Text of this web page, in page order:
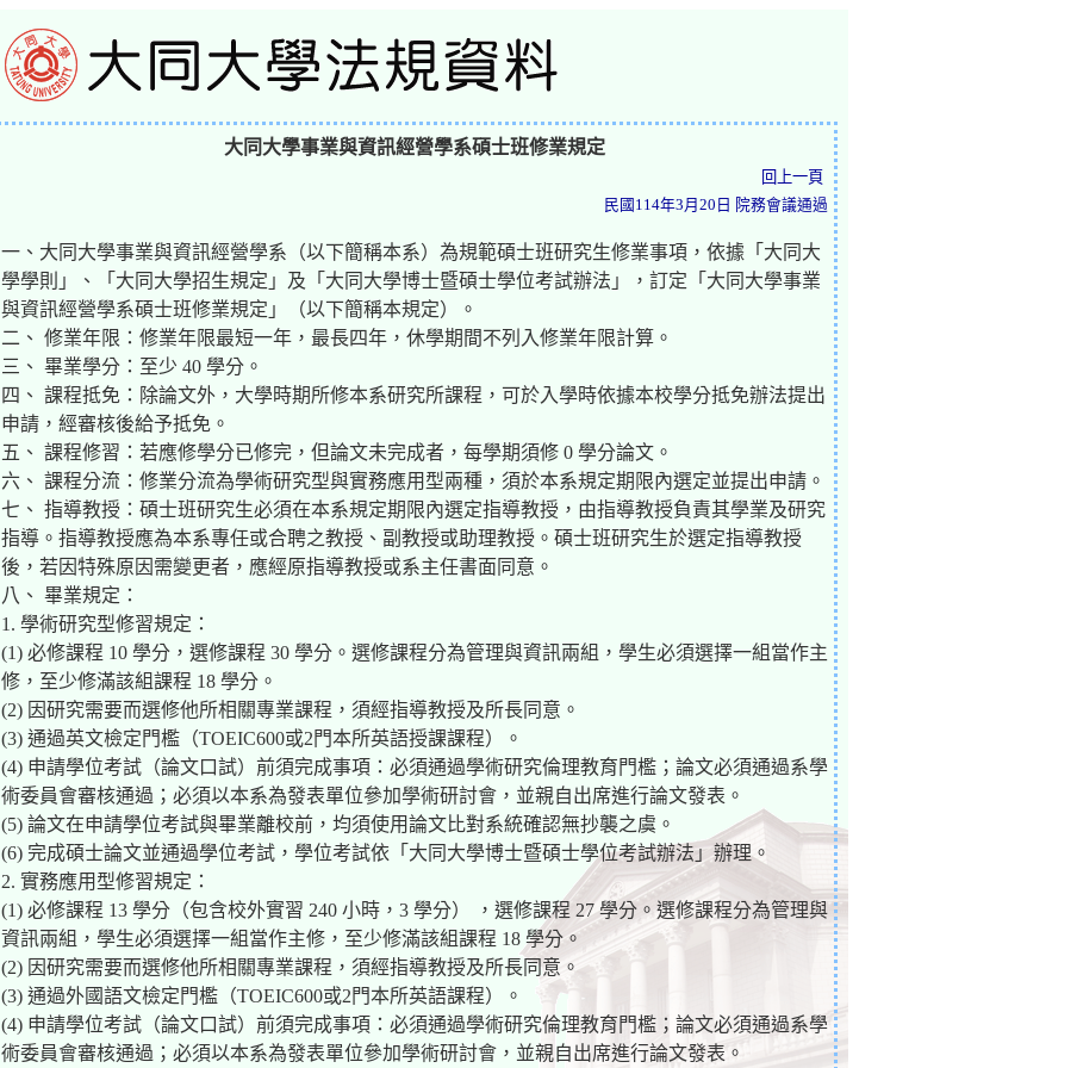
大同大學事業與資訊經營學系碩士班修業規定
回上一頁
民國114年3月20日 院務會議通過
一、大同大學事業與資訊經營學系（以下簡稱本系）為規範碩士班研究生修業事項，依據「大同大
學學則」、「大同大學招生規定」及「大同大學博士暨碩士學位考試辦法」，訂定「大同大學事業
與資訊經營學系碩士班修業規定」（以下簡稱本規定）。
二、 修業年限：修業年限最短一年，最長四年，休學期間不列入修業年限計算。
三、 畢業學分：至少 40 學分。
四、 課程抵免：除論文外，大學時期所修本系研究所課程，可於入學時依據本校學分抵免辦法提出
申請，經審核後給予抵免。
五、 課程修習：若應修學分已修完，但論文未完成者，每學期須修 0 學分論文。
六、 課程分流：修業分流為學術研究型與實務應用型兩種，須於本系規定期限內選定並提出申請。
七、 指導教授：碩士班研究生必須在本系規定期限內選定指導教授，由指導教授負責其學業及研究
指導。指導教授應為本系專任或合聘之教授、副教授或助理教授。碩士班研究生於選定指導教授
後，若因特殊原因需變更者，應經原指導教授或系主任書面同意。
八、 畢業規定：
1. 學術研究型修習規定：
(1) 必修課程 10 學分，選修課程 30 學分。選修課程分為管理與資訊兩組，學生必須選擇一組當作主
修，至少修滿該組課程 18 學分。
(2) 因研究需要而選修他所相關專業課程，須經指導教授及所長同意。
(3) 通過英文檢定門檻（TOEIC600或2門本所英語授課課程）。
(4) 申請學位考試（論文口試）前須完成事項：必須通過學術研究倫理教育門檻；論文必須通過系學
術委員會審核通過；必須以本系為發表單位參加學術研討會，並親自出席進行論文發表。
(5) 論文在申請學位考試與畢業離校前，均須使用論文比對系統確認無抄襲之虞。
(6) 完成碩士論文並通過學位考試，學位考試依「大同大學博士暨碩士學位考試辦法」辦理。
2. 實務應用型修習規定：
(1) 必修課程 13 學分（包含校外實習 240 小時，3 學分） ，選修課程 27 學分。選修課程分為管理與
資訊兩組，學生必須選擇一組當作主修，至少修滿該組課程 18 學分。
(2) 因研究需要而選修他所相關專業課程，須經指導教授及所長同意。
(3) 通過外國語文檢定門檻（TOEIC600或2門本所英語課程）。
(4) 申請學位考試（論文口試）前須完成事項：必須通過學術研究倫理教育門檻；論文必須通過系學
術委員會審核通過；必須以本系為發表單位參加學術研討會，並親自出席進行論文發表。